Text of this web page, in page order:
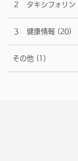
２ タキシフォリン
３ 健康情報 (20)
その他 (1)